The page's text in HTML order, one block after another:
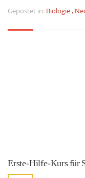
Gepostet in: Biologie,
Erste-Hilfe-Kurs für